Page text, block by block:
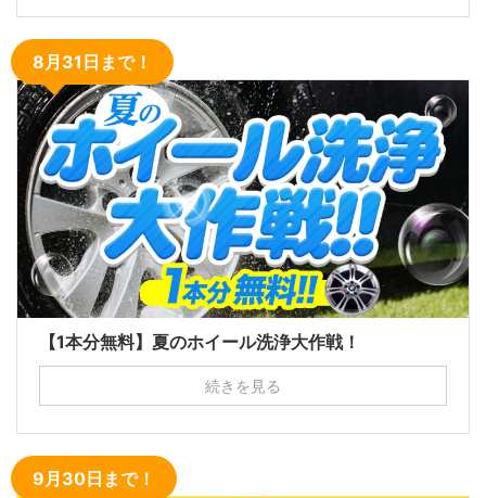
8月31日まで！
【1本分無料】夏のホイール洗浄大作戦！
続きを見る
9月30日まで！